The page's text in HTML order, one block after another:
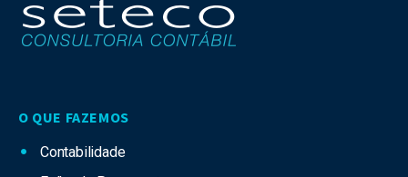
O QUE FAZEMOS
Contabilidade